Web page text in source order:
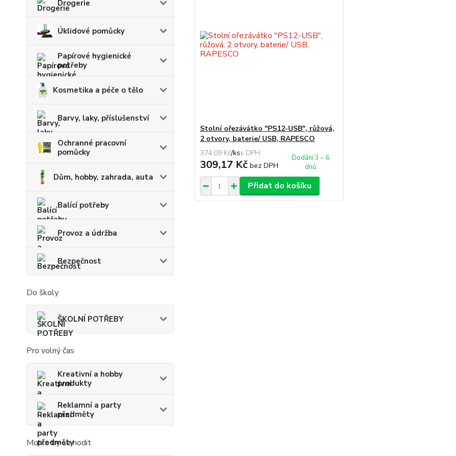
Drogerie
Úklidové pomůcky
Papírové hygienické
potřeby
Kosmetika a péče o tělo
Barvy, laky, příslušenství
Ochranné pracovní
pomůcky
Dům, hobby, zahrada, auta
Balící potřeby
Provoz a údržba
Bezpečnost
Do školy
ŠKOLNÍ POTŘEBY
Pro volný čas
Kreativní a hobby
produkty
Reklamní a party
předměty
Mohlo by se hodit
Stolní ořezávátko "PS12-USB", růžová,
2 otvory, baterie/ USB, RAPESCO
374,09 Kč/ks
309,17 Kč bez DPH
Dodání 3 – 6
dnů
Přidat do košíku